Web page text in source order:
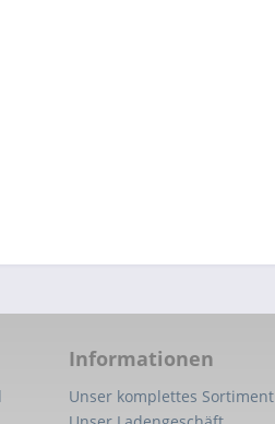
Informationen
Unser komplettes Sortiment